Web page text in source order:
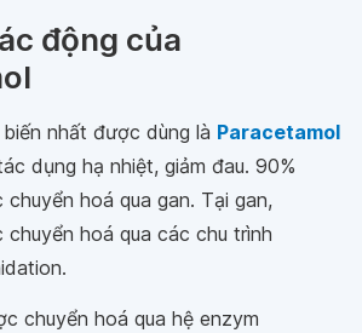
động của
nhất được dùng là Paracetamol
dụng hạ nhiệt, giảm đau. 90%
hoá qua gan. Tại gan,
hoá qua các chu trình
chuyển hoá qua hệ enzym